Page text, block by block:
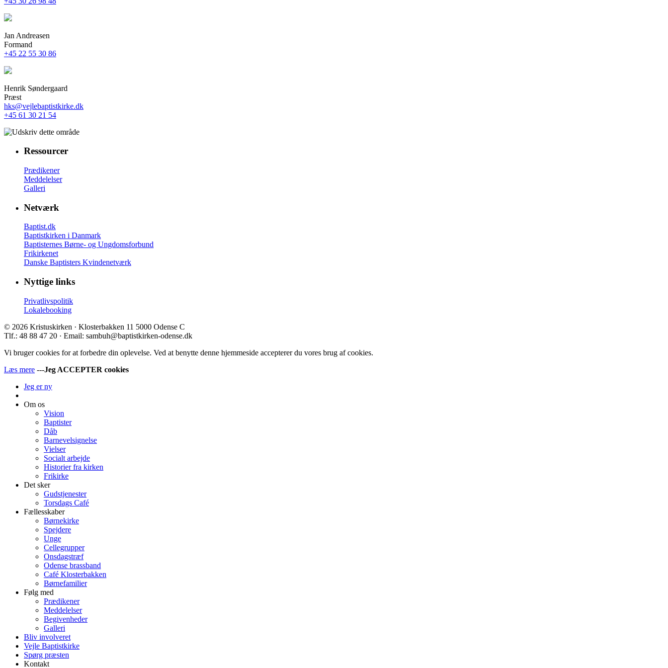
Jan Andreasen
Formand
+45 22 55 30 86
Henrik Søndergaard
Præst
hks@vejlebaptistkirke.dk
+45 61 30 21 54
Ressourcer
Prædikener
Meddelelser
Galleri
Netværk
Baptist.dk
Baptistkirken i Danmark
Baptisternes Børne- og Ungdomsforbund
Frikirkenet
Danske Baptisters Kvindenetværk
Nyttige links
Privatlivspolitik
Lokalebooking
© 2026 Kristuskirken · Klosterbakken 11 5000 Odense C
Tlf.: 48 88 47 20 · Email: sambuh@baptistkirken-odense.dk
Vi bruger cookies for at forbedre din oplevelse. Ved at benytte denne hjemmeside accepterer du vores brug af cookies.
Læs mere ---Jeg ACCEPTER cookies
Jeg er ny
Om os
Vision
Baptister
Dåb
Barnevelsignelse
Vielser
Socialt arbejde
Historier fra kirken
Frikirke
Det sker
Gudstjenester
Torsdags Café
Fællesskaber
Børnekirke
Spejdere
Unge
Cellegrupper
Onsdagstræf
Odense brassband
Café Klosterbakken
Børnefamilier
Følg med
Prædikener
Meddelelser
Begivenheder
Galleri
Bliv involveret
Vejle Baptistkirke
Spørg præsten
Kontakt